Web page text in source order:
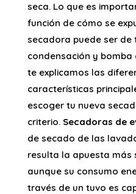
seca. Lo que es
función de cómo se
secadora puede ser de
condensación y bomba
te explicamos las
características
escoger tu nueva
criterio. Secadoras de
de secado de las
resulta la apuesta más
aunque su consumo
través de un tuvo es